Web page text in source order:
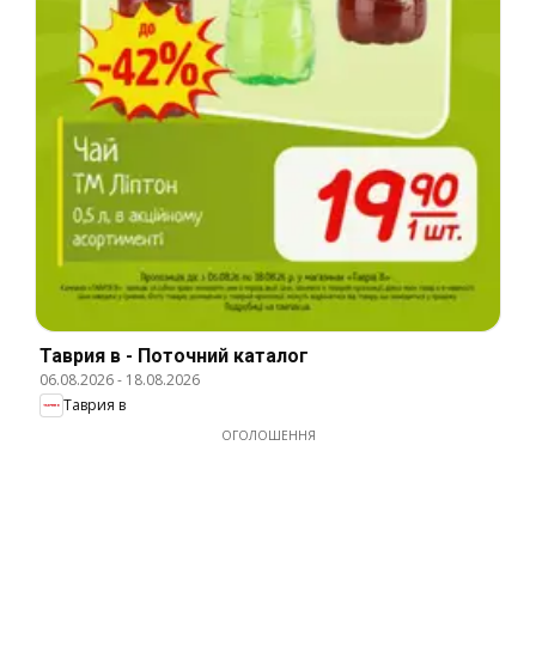
Таврия в - Поточний каталог
06.08.2026- 18.08.2026
Таврия в
ОГОЛОШЕННЯ